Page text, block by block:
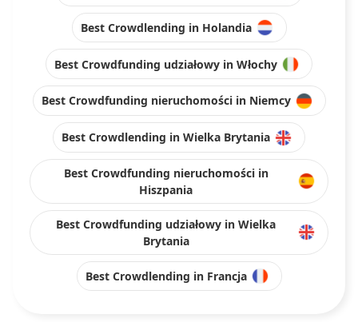
Best Crowdlending in Holandia
Best Crowdfunding udziałowy in Włochy
Best Crowdfunding nieruchomości in Niemcy
Best Crowdlending in Wielka Brytania
Best Crowdfunding nieruchomości in
Hiszpania
Best Crowdfunding udziałowy in Wielka
Brytania
Best Crowdlending in Francja